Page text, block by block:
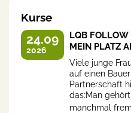
Kurse
24.09
2026
LQB FOLLOW
MEIN PLATZ
Viele junge
auf einen
Partnerschaft
das:Man
manchmal